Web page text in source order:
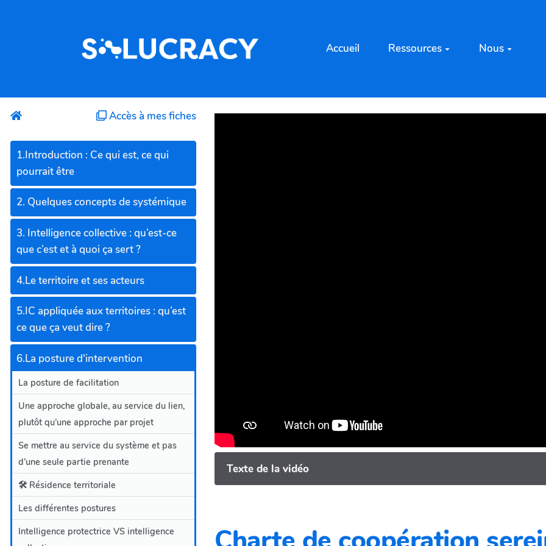
Accueil Ressources Nous
Accès à mes fiches
1.Introduction : Ce qui est, ce qui
pourrait être
2. Quelques concepts de systémique
3. Intelligence collective : qu’est-ce
que c’est et à quoi ça sert ?
4.Le territoire et ses acteurs
5.IC appliquée aux territoires : qu’est
ce que ça veut dire ?
6.La posture d'intervention
La posture de facilitation
Une approche globale, au service du lien,
plutôt qu’une approche par projet
Se mettre au service du système et pas
d’une seule partie prenante
🛠️ Résidence territoriale
Les différentes postures
Intelligence protectrice VS intelligence
Texte de la vidéo